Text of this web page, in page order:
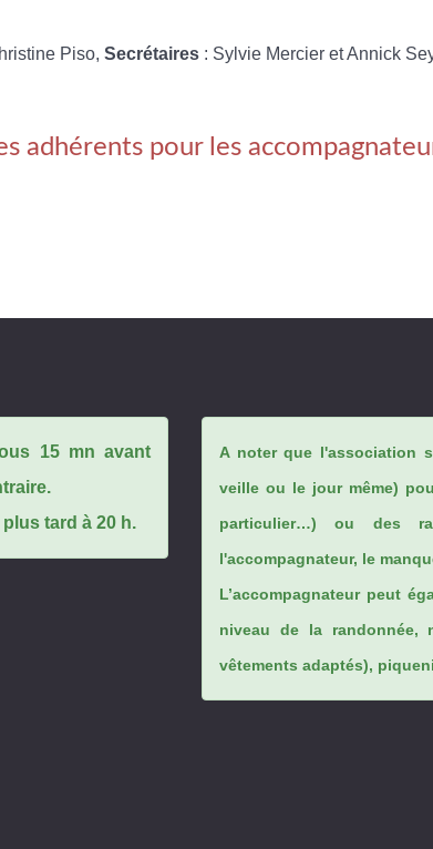
Piso, Secrétaires : Sylvie Mercier et Annick
adhérents pour les
15 mn avant
tard à 20 h.
A noter que l'association
veille ou le jour même)
particulier…) ou des
l'accompagnateur, le
L’accompagnateur peut
niveau de la randonnée,
vêtements adaptés),